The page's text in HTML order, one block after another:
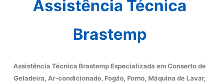
Assistência Técnica
Brastemp
Assistência Técnica Brastemp Especializada em Conserto de
Geladeira, Ar-condicionado, Fogão, Forno, Máquina de Lavar,